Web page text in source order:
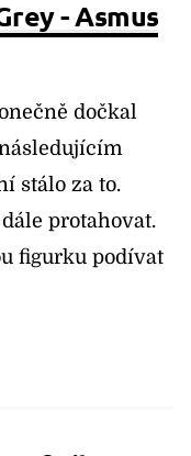
- Asmus
dočkal
stálo za to.
protahovat.
figurku podívat